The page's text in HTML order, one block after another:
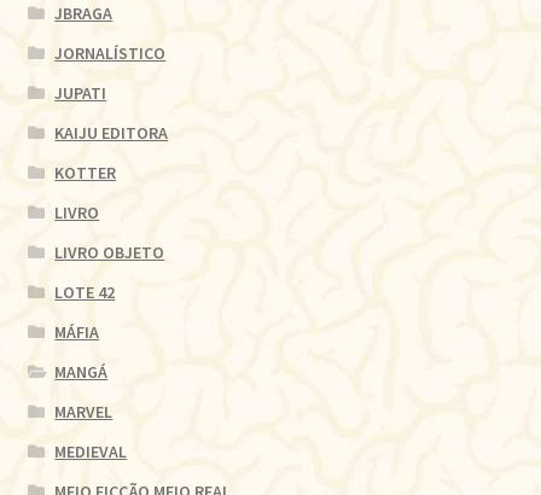
JBRAGA
JORNALÍSTICO
JUPATI
KAIJU EDITORA
KOTTER
LIVRO
LIVRO OBJETO
LOTE 42
MÁFIA
MANGÁ
MARVEL
MEDIEVAL